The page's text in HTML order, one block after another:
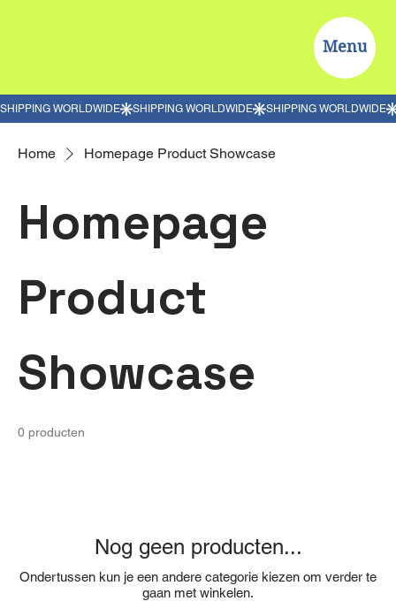
Menu
Home Homepage Product Showcase
Homepage
Product
Showcase
0 producten
Nog geen producten...
Ondertussen kun je een andere categorie kiezen om verder te
gaan met winkelen.